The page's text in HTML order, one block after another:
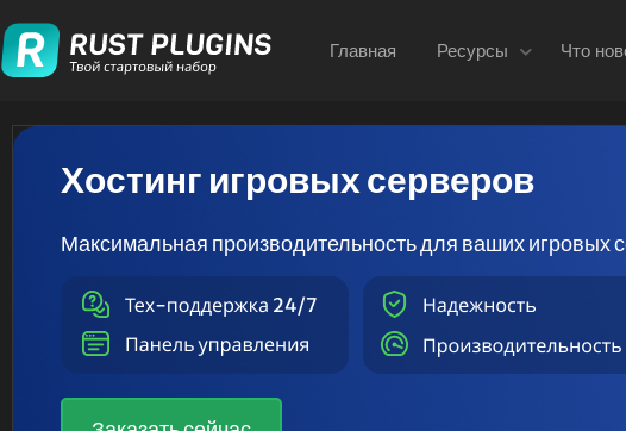
Главная Ресурсы Что
Хостинг игровых серверов
Максимальная производительность для ваших игровых